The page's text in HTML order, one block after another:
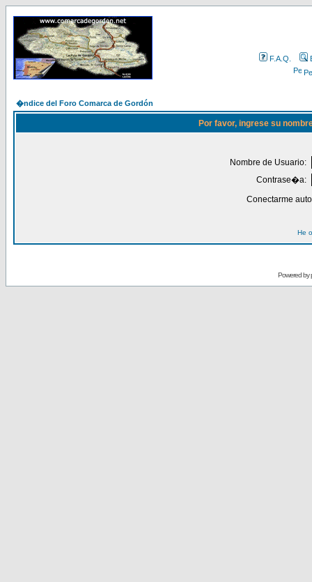
F.A.Q.
�ndice del Foro Comarca de Gordón
Por favor, ingrese su
Nombre de Usuario:
Contrase�a:
Conectarme
He
Powered by